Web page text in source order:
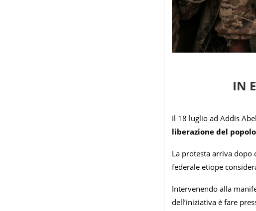
IN
Il 18 luglio ad Addis
liberazione del
La protesta arriva dopo
federale etiope
Intervenendo alla
dell’iniziativa è fare